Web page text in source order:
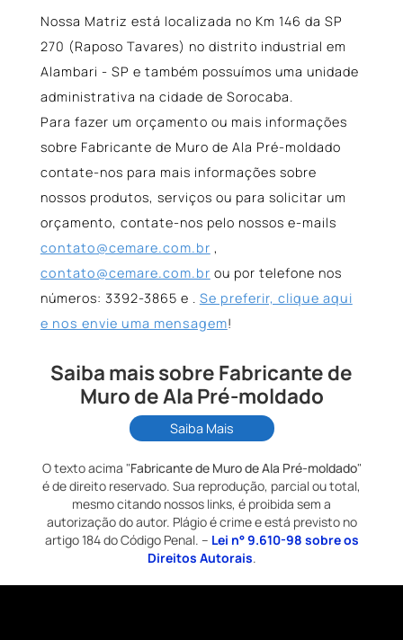
Nossa Matriz está localizada no Km 146 da SP
270 (Raposo Tavares) no distrito industrial em
Alambari - SP e também possuímos uma unidade
administrativa na cidade de Sorocaba.
Para fazer um orçamento ou mais informações
sobre Fabricante de Muro de Ala Pré-moldado
contate-nos para mais informações sobre
nossos produtos, serviços ou para solicitar um
orçamento, contate-nos pelo nossos e-mails
contato@cemare.com.br ,
contato@cemare.com.br ou por telefone nos
números: 3392-3865 e . Se preferir, clique aqui
e nos envie uma mensagem!
Saiba mais sobre Fabricante de
Muro de Ala Pré-moldado
Saiba Mais
O texto acima "Fabricante de Muro de Ala Pré-moldado"
é de direito reservado. Sua reprodução, parcial ou total,
mesmo citando nossos links, é proibida sem a
autorização do autor. Plágio é crime e está previsto no
artigo 184 do Código Penal. – Lei n° 9.610-98 sobre os
Direitos Autorais.